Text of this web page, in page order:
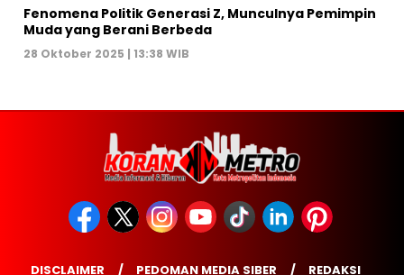
Fenomena Politik Generasi Z, Munculnya Pemimpin
Muda yang Berani Berbeda
28 Oktober 2025 | 13:38 WIB
DISCLAIMER PEDOMAN MEDIA SIBER REDAKSI